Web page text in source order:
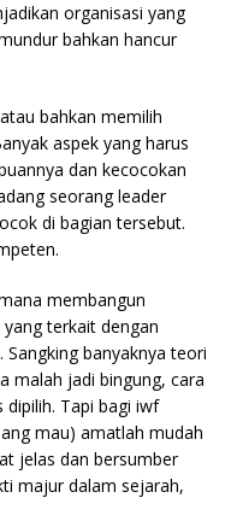
organisasi yang
bahkan hancur
bahkan memilih
aspek yang harus
dan kecocokan
seorang leader
di bagian tersebut.
membangun
terkait dengan
banyaknya teori
malah jadi bingung, cara
Tapi bagi iwf
mau) amatlah mudah
jelas dan bersumber
majur dalam sejarah,